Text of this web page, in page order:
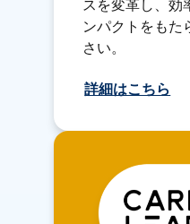
スを変革し、効
ンパクトをもた
さい。
詳細はこちら